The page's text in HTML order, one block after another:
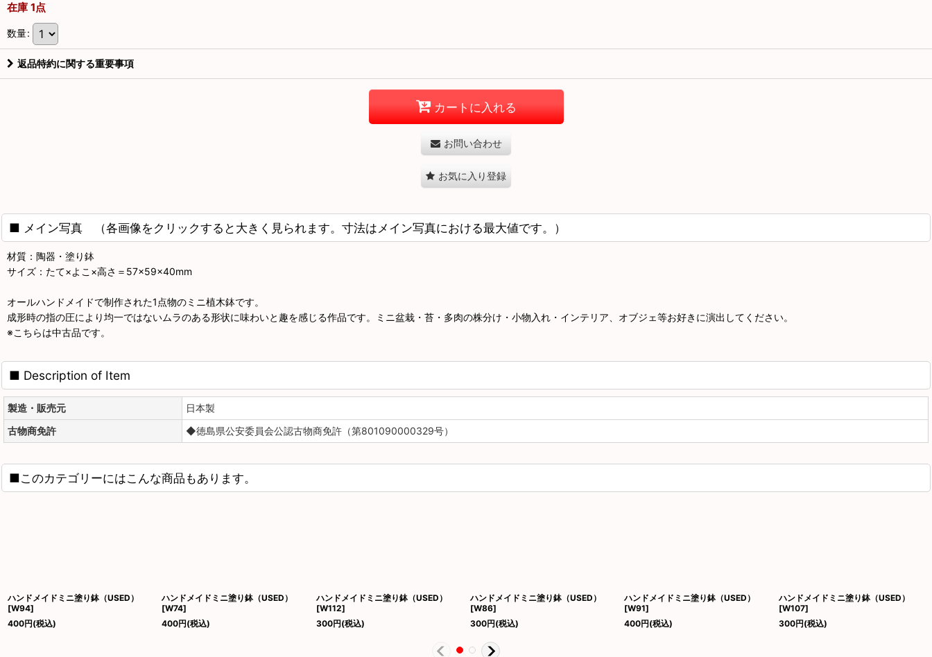
在庫 1点
数量:
返品特約に関する重要事項
カートに入れる
お問い合わせ
お気に入り登録
■ メイン写真 （各画像をクリックすると大きく見られます。寸法はメイン写真における最大値です。）
材質：陶器・塗り鉢
サイズ：たて×よこ×高さ＝57×59×40mm
オールハンドメイドで制作された1点物のミニ植木鉢です。
成形時の指の圧により均一ではないムラのある形状に味わいと趣を感じる作品です。ミニ盆栽・苔・多肉の株分け・小物入れ・インテリア、オブジェ等お好きに演出してください。
※こちらは中古品です。
■ Description of Item
製造・販売元
日本製
古物商免許
◆徳島県公安委員会公認古物商免許（第801090000329号）
■このカテゴリーにはこんな商品もあります。
ハンドメイドミニ塗り鉢（USED）
[W94]
400円(税込)
ハンドメイドミニ塗り鉢（USED）
[W74]
400円(税込)
ハンドメイドミニ塗り鉢（USED）
[W112]
300円(税込)
ハンドメイドミニ塗り鉢（USED）
[W86]
300円(税込)
ハンドメイドミニ塗り鉢（USED）
[W91]
400円(税込)
ハンドメイドミニ塗り鉢（USED）
[W107]
300円(税込)